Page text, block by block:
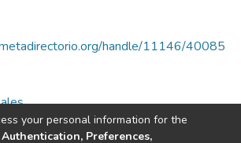
handle/11146/40085
your personal information for the
Authentication, Preferences,